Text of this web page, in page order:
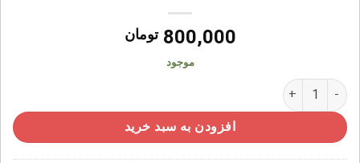
800,000 تومان
موجود
چسب نسوزحصیری عرض ۲/۵ سانتی متر عدد
افزودن به سبد خرید